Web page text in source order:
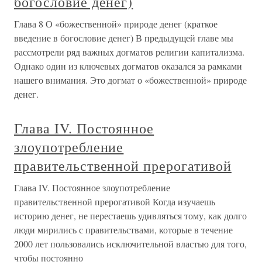
Глава 8 О «божественной» природе денег (краткое
введение в богословие денег) В предыдущей главе мы
рассмотрели ряд важных догматов религии капитализма.
Однако один из ключевых догматов оказался за рамками
нашего внимания. Это догмат о «божественной» природе
денег.
Глава IV. Постоянное
злоупотребление
правительственной прерогативой
Глава IV. Постоянное злоупотребление
правительственной прерогативой Когда изучаешь
историю денег, не перестаешь удивляться тому, как долго
люди мирились с правительствами, которые в течение
2000 лет пользовались исключительной властью для того,
чтобы постоянно